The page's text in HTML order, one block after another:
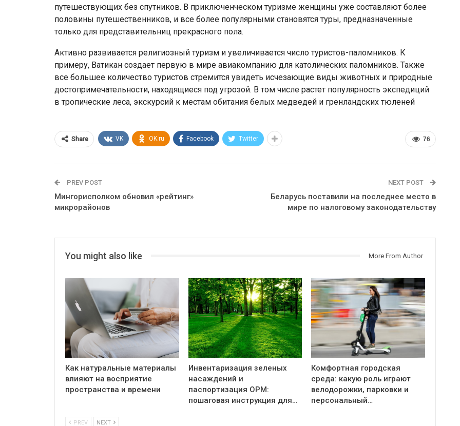
путешествующих без спутников. В приключенческом туризме женщины уже составляют более
половины путешественников, и все более популярными становятся туры, предназначенные
только для представительниц прекрасного пола.
Активно развивается религиозный туризм и увеличивается число туристов-паломников. К
примеру, Ватикан создает первую в мире авиакомпанию для католических паломников. Также
все большее количество туристов стремится увидеть исчезающие виды животных и природные
достопримечательности, находящиеся под угрозой. В том числе растет популярность экспедиций
в тропические леса, экскурсий к местам обитания белых медведей и гренландских тюленей
76
Share VK OK.ru Facebook Twitter
PREV POST
Мингорисполком обновил «рейтинг»
микрорайонов
NEXT POST
Беларусь поставили на последнее место в
мире по налоговому законодательству
You might also like More From Author
Как натуральные материалы
влияют на восприятие
пространства и времени
Инвентаризация зеленых
насаждений и
паспортизация ОРМ:
пошаговая инструкция для…
Комфортная городская
среда: какую роль играют
велодорожки, парковки и
персональный…
PREV NEXT